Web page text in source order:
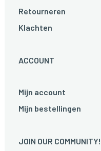
Retourneren
Klachten
ACCOUNT
Mijn account
Mijn bestellingen
JOIN OUR COMMUNITY!